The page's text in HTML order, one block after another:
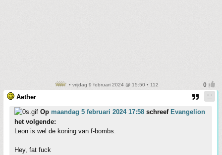
• vrijdag 9 februari 2024 @ 15:50 • 112
Aether
Op maandag 5 februari 2024 17:58 schreef Evangelion
het volgende:
Leon is wel de koning van f-bombs.
Hey, fat fuck